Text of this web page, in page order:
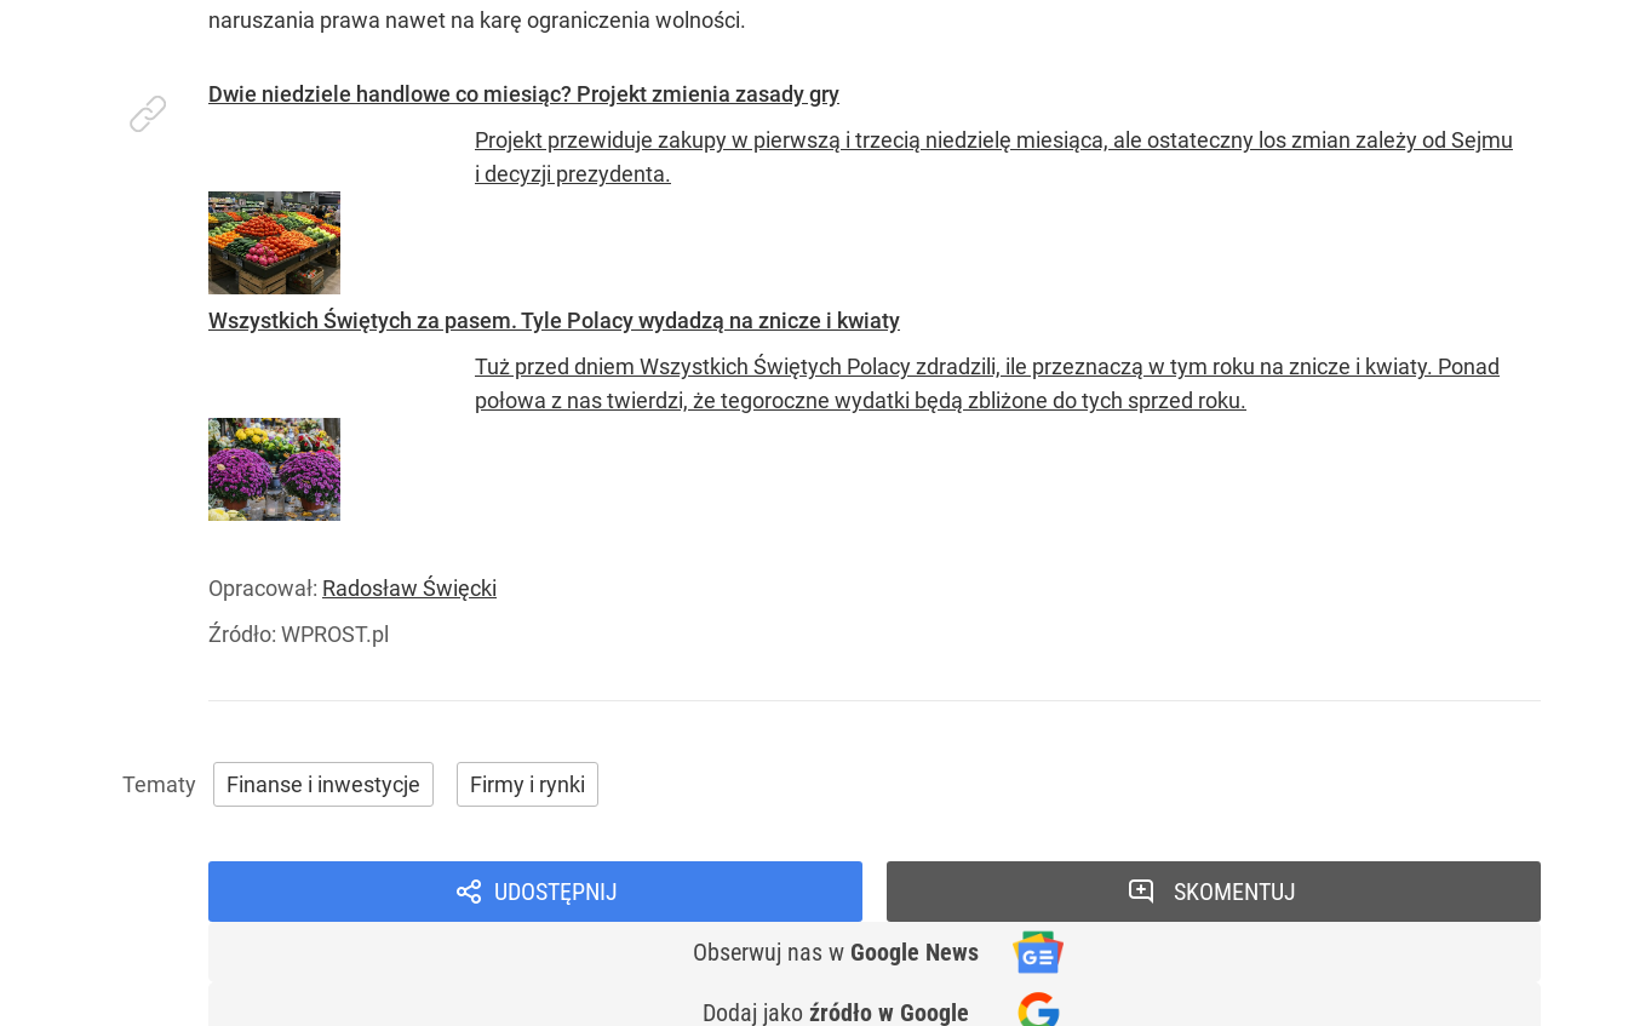
naruszania prawa nawet na karę ograniczenia wolności.
Dwie niedziele handlowe co miesiąc? Projekt zmienia zasady gry
Projekt przewiduje zakupy w pierwszą i trzecią niedzielę miesiąca, ale ostateczny los zmian zależy od Sejmu
i decyzji prezydenta.
Wszystkich Świętych za pasem. Tyle Polacy wydadzą na znicze i kwiaty
Tuż przed dniem Wszystkich Świętych Polacy zdradzili, ile przeznaczą w tym roku na znicze i kwiaty. Ponad
połowa z nas twierdzi, że tegoroczne wydatki będą zbliżone do tych sprzed roku.
Opracował: Radosław Święcki
Źródło: WPROST.pl
Finanse i inwestycje Firmy i rynki
UDOSTĘPNIJ
Obserwuj nas w Google News
Dodaj jako źródło w Google
SKOMENTUJ